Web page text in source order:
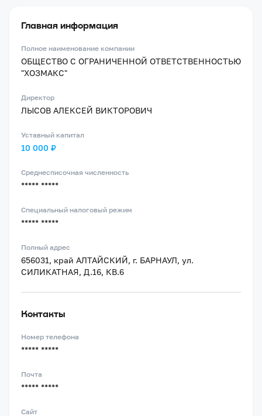
Главная информация
Полное наименование компании
ОБЩЕСТВО С ОГРАНИЧЕННОЙ ОТВЕТСТВЕННОСТЬЮ
"ХОЗМАКС"
Директор
ЛЫСОВ АЛЕКСЕЙ ВИКТОРОВИЧ
Уставный капитал
10 000 ₽
Среднесписочная численность
***** *****
Специальный налоговый режим
***** *****
Полный адрес
656031, край АЛТАЙСКИЙ, г. БАРНАУЛ, ул.
СИЛИКАТНАЯ, Д.16, КВ.6
Контакты
Номер телефона
***** *****
Почта
***** *****
Сайт